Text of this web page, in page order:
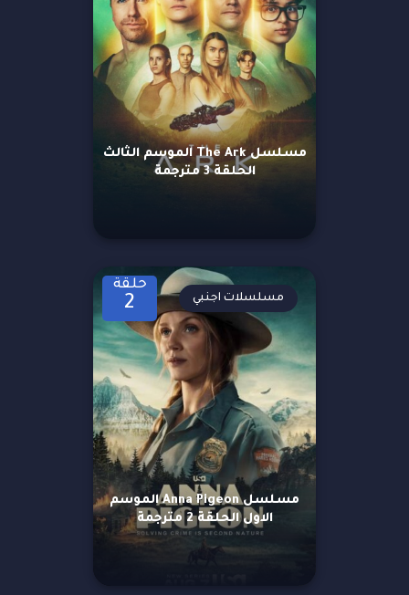
مسلسل The Ark الموسم الثالث
الحلقة 3 مترجمة
حلقة
2
مسلسل Anna Pigeon الموسم
الاول الحلقة 2 مترجمة
مسلسلات اجنبي